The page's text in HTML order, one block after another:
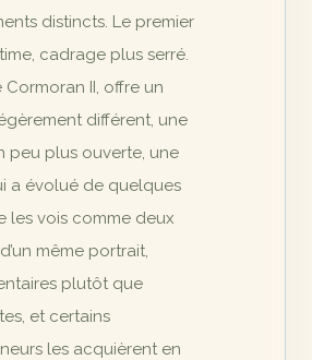
distincts. Le premier
cadrage plus serré.
Cormoran II, offre un
différent, une
peu plus ouverte, une
a évolué de quelques
les vois comme deux
même portrait,
plutôt que
et certains
les acquièrent en